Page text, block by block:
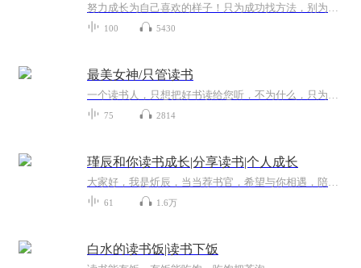
努力成长为自己喜欢的样子！只为成功找方法，别为失败找理由，拿结果论英雄！
100 5430
最美女神/只管读书
一个读书人，只想把好书读给您听，不为什么，只为养心，享受一个人独处的清欢。
75 2814
瑾辰和你读书成长|分享读书|个人成长
大家好，我是炘辰，当当荐书官，希望与你相遇，陪伴你成长，伴你度过漫长岁月，在成长中不断超越自我，活成自己的光。一起探索阅读的奥秘，激发内心的潜能，成为更加自信、自主的人。让读书成长成为你人生中最美好的经历之一。
61 1.6万
白水的读书饭|读书下饭